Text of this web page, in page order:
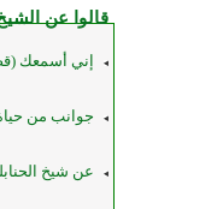
قالوا عن
إني أسمعك
جوانب من
عن شيخ